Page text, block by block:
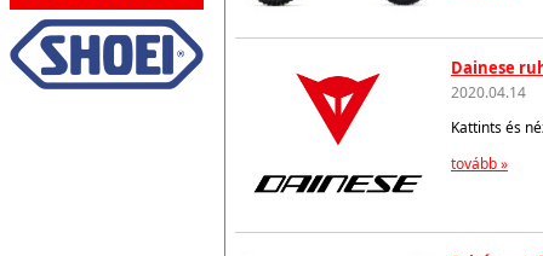
Dainese
2020.04.14
Kattints és
tovább »